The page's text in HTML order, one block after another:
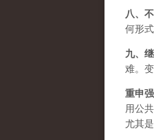
八、
何形
九、
难。
重申
用公
尤其